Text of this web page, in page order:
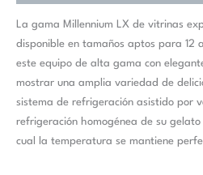
La gama Millennium LX de vitrinas
disponible en tamaños aptos para 12
este equipo de alta gama con
mostrar una amplia variedad de
sistema de refrigeración asistido por
refrigeración homogénea de su
cual la temperatura se mantiene